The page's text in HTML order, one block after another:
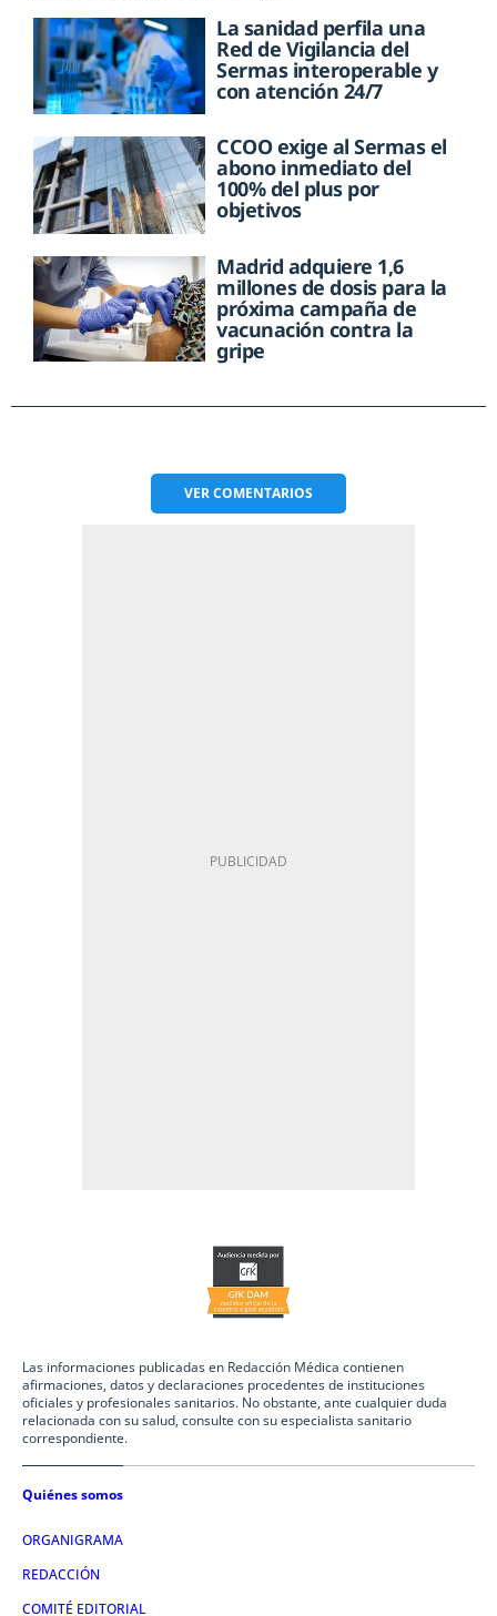
La sanidad perfila una
Red de Vigilancia del
Sermas interoperable y
con atención 24/7
CCOO exige al Sermas el
abono inmediato del
100% del plus por
objetivos
Madrid adquiere 1,6
millones de dosis para la
próxima campaña de
vacunación contra la
gripe
VERCOMENTARIOS
Las informaciones publicadas en Redacción Médica contienen
afirmaciones, datos y declaraciones procedentes de instituciones
oficiales y profesionales sanitarios. No obstante, ante cualquier duda
relacionada con su salud, consulte con su especialista sanitario
correspondiente.
Quiénes somos
ORGANIGRAMA
REDACCIÓN
COMITÉ EDITORIAL